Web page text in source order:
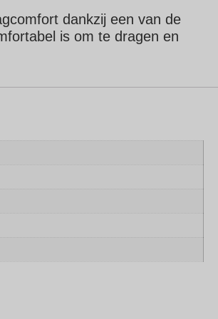
dankzij een van de
is om te dragen en